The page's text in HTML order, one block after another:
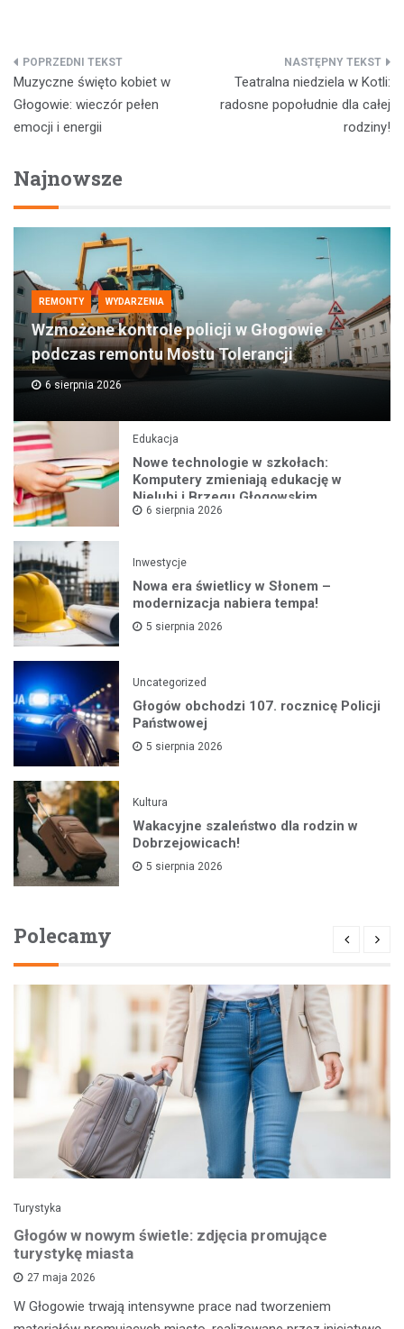
Nawigacja
wpisu
Muzyczne święto kobiet w
Głogowie: wieczór pełen
emocji i energii
Teatralna niedziela w Kotli:
radosne popołudnie dla całej
rodziny!
Najnowsze
REMONTY WYDARZENIA
Wzmożone kontrole policji w Głogowie
podczas remontu Mostu Tolerancji
6 sierpnia 2026
Edukacja
Nowe technologie w szkołach:
Komputery zmieniają edukację w
Nielubi i Brzegu Głogowskim
6 sierpnia 2026
Inwestycje
Nowa era świetlicy w Słonem –
modernizacja nabiera tempa!
5 sierpnia 2026
Uncategorized
Głogów obchodzi 107. rocznicę Policji
Państwowej
5 sierpnia 2026
Kultura
Wakacyjne szaleństwo dla rodzin w
Dobrzejowicach!
5 sierpnia 2026
Polecamy
Turystyka
Głogów w nowym świetle: zdjęcia promujące
turystykę miasta
27 maja 2026
W Głogowie trwają intensywne prace nad tworzeniem